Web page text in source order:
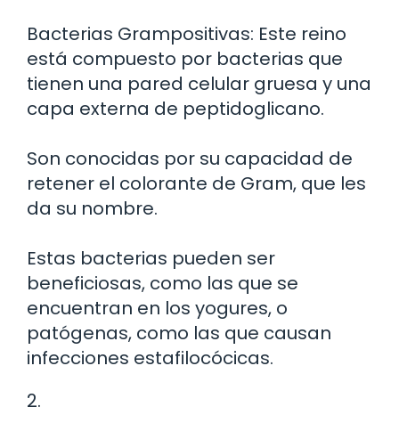
Bacterias Grampositivas: Este reino
está compuesto por bacterias que
tienen una pared celular gruesa y una
capa externa de peptidoglicano.
Son conocidas por su capacidad de
retener el colorante de Gram, que les
da su nombre.
Estas bacterias pueden ser
beneficiosas, como las que se
encuentran en los yogures, o
patógenas, como las que causan
infecciones estafilocócicas.
2.